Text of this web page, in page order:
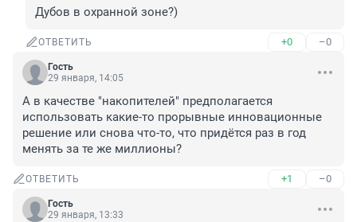
Дубов в охранной зоне?)
ОТВЕТИТЬ +0 –0
Гость
29 января, 14:05
А в качестве "накопителей" предполагается
использовать какие-то прорывные инновационные
решение или снова что-то, что придётся раз в год
менять за те же миллионы?
ОТВЕТИТЬ +1 –0
Гость
29 января, 13:33